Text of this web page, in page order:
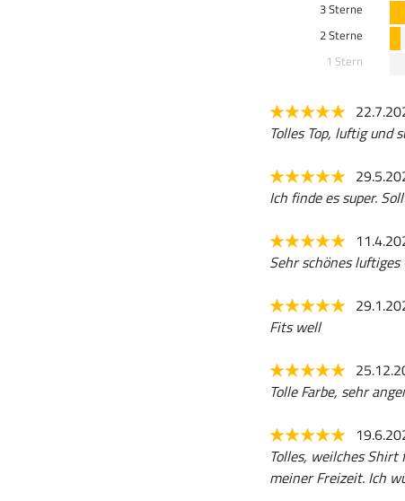
3 Sterne
2 Sterne
1 Stern
Tolles Top, luftig und
Ich finde es super.
Sehr schönes luftiges
Fits well
Tolle Farbe, sehr
Tolles, weilches Shirt
meiner Freizeit. Ich